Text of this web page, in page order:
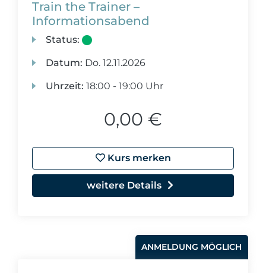
Train the Trainer –
Informationsabend
Status:
Datum: Do. 12.11.2026
Uhrzeit: 18:00 - 19:00 Uhr
0,00 €
Kurs merken
weitere Details
ANMELDUNG MÖGLICH